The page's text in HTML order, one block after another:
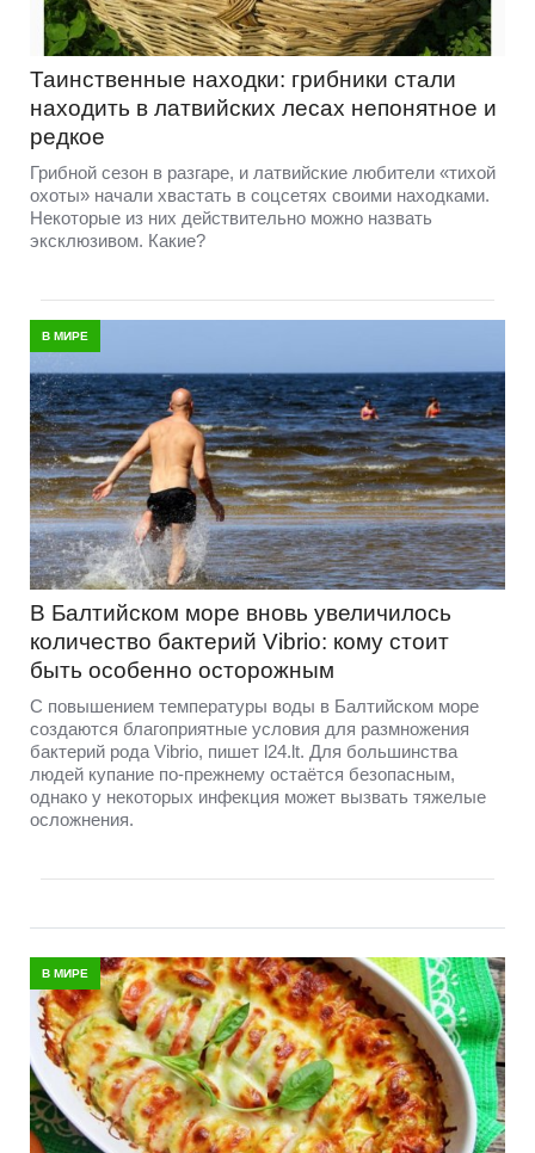
Таинственные находки: грибники стали
находить в латвийских лесах непонятное и
редкое
Грибной сезон в разгаре, и латвийские любители «тихой
охоты» начали хвастать в соцсетях своими находками.
Некоторые из них действительно можно назвать
эксклюзивом. Какие?
В МИРЕ
В Балтийском море вновь увеличилось
количество бактерий Vibrio: кому стоит
быть особенно осторожным
С повышением температуры воды в Балтийском море
создаются благоприятные условия для размножения
бактерий рода Vibrio, пишет l24.lt. Для большинства
людей купание по-прежнему остаётся безопасным,
однако у некоторых инфекция может вызвать тяжелые
осложнения.
В МИРЕ